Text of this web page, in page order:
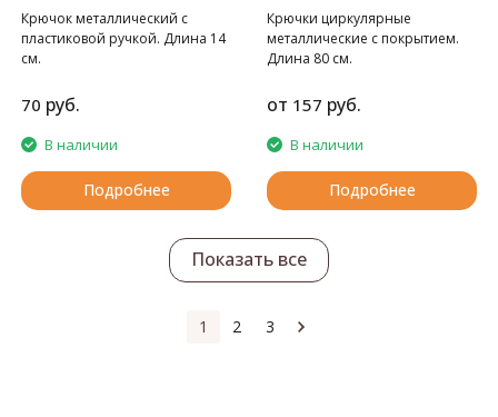
Крючок металлический с
пластиковой ручкой. Длина 14
см.
70 руб.
В наличии
Подробнее
Крючки циркулярные
металлические с покрытием.
Длина 80 см.
от 157 руб.
В наличии
Подробнее
Показать все
1 2 3